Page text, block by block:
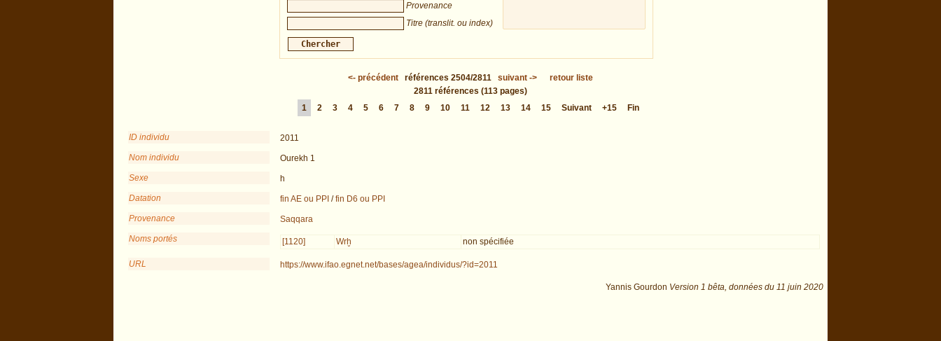
Provenance
Titre (translit. ou index)
<- précédent références 2504/2811 suivant ->
retour liste
2811 références (113 pages)
1
2 3 4 5 6 7 8 9 10 11 12 13 14 15 Suivant +15 Fin
ID individu
2011
Nom individu
Ourekh 1
Sexe
h
Datation
fin AE ou PPI /fin D6 ou PPI
Provenance
Saqqara
Noms portés
[1120] Wrḫ non spécifiée
URL https://www.ifao.egnet.net/bases/agea/individus/?id=2011
Yannis Gourdon Version 1 bêta,données du 11 juin 2020